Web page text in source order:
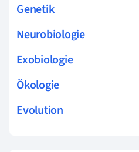
Genetik
Neurobiologie
Exobiologie
Ökologie
Evolution